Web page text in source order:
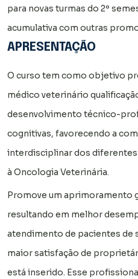
para novas turmas do 2º
acumulativa com outras
APRESENTAÇÃO
O curso tem como objetivo
médico veterinário
desenvolvimento técnico-
cognitivas, favorecendo a
interdisciplinar dos
à Oncologia Veterinária.
Promove um aprimoramento
resultando em melhor
atendimento de pacientes de
maior satisfação de
está inserido. Esse